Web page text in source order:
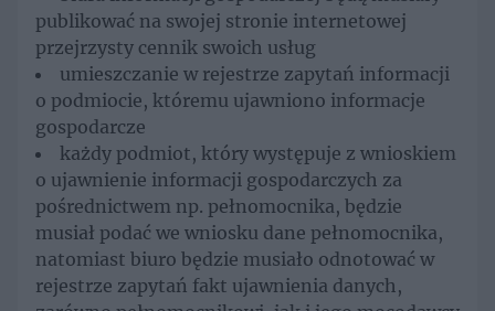
publikować na swojej stronie internetowej
przejrzysty cennik swoich usług
umieszczanie w rejestrze zapytań informacji
o podmiocie, któremu ujawniono informacje
gospodarcze
każdy podmiot, który występuje z wnioskiem
o ujawnienie informacji gospodarczych za
pośrednictwem np. pełnomocnika, będzie
musiał podać we wniosku dane pełnomocnika,
natomiast biuro będzie musiało odnotować w
rejestrze zapytań fakt ujawnienia danych,